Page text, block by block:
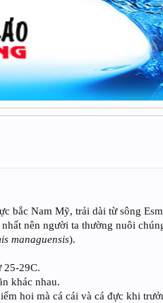
bắc Nam Mỹ, trải dài từ sông
nên người ta thường nuôi
managuensis).
25-29C.
khác nhau.
hoi mà cá cái và cá đực khi